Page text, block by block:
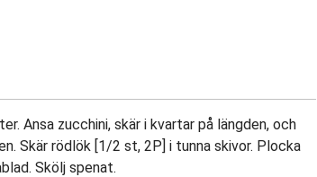
Ansa zucchini, skär i kvartar på längden, och
Skär rödlök [1/2 st, 2P] i tunna skivor. Plocka
Skölj spenat.